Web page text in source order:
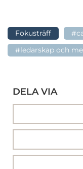
Fokusträff
#ledarskap och
DELA VIA